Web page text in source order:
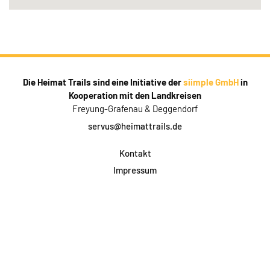
Die Heimat Trails sind eine Initiative dersiimple GmbHin
Kooperation mit den Landkreisen
Freyung-Grafenau & Deggendorf
servus@heimattrails.de
Kontakt
Impressum